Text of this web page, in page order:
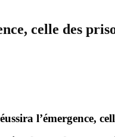
celle des
l’émergence,